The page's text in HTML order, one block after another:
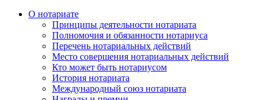
О нотариате
Принципы деятельности нотариата
Полномочия и обязанности нотариуса
Перечень нотариальных действий
Место совершения нотариальных действий
Кто может быть нотариусом
История нотариата
Международный союз нотариата